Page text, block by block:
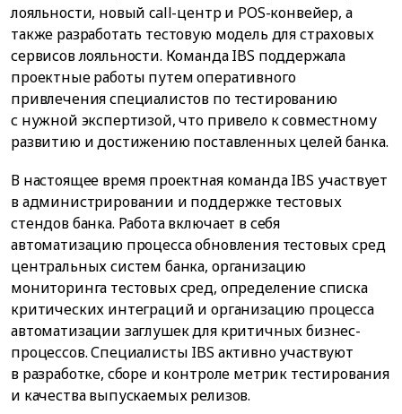
лояльности, новый call-центр и POS-конвейер, а
также разработать тестовую модель для страховых
сервисов лояльности. Команда IBS поддержала
проектные работы путем оперативного
привлечения специалистов по тестированию
с нужной экспертизой, что привело к совместному
развитию и достижению поставленных целей банка.
В настоящее время проектная команда IBS участвует
в администрировании и поддержке тестовых
стендов банка. Работа включает в себя
автоматизацию процесса обновления тестовых сред
центральных систем банка, организацию
мониторинга тестовых сред, определение списка
критических интеграций и организацию процесса
автоматизации заглушек для критичных бизнес-
процессов. Специалисты IBS активно участвуют
в разработке, сборе и контроле метрик тестирования
и качества выпускаемых релизов.